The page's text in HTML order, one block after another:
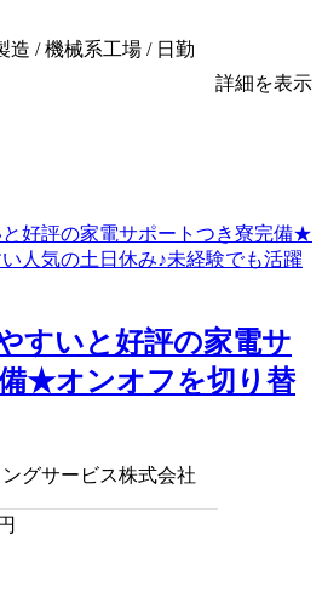
造 / 機械系工場 / 日勤
詳細を表示
すいと好評の家電サ
★オンオフを切り替
グサービス株式会社
円